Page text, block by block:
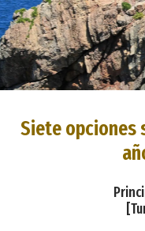
Siete opciones